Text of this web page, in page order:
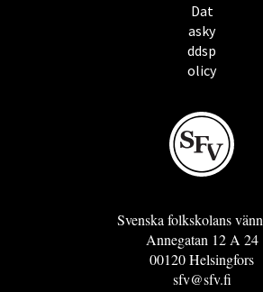
Dat
asky
ddsp
olicy
Svenska folkskolans
Annegatan 12 A 24
00120 Helsingfors
sfv@sfv.fi